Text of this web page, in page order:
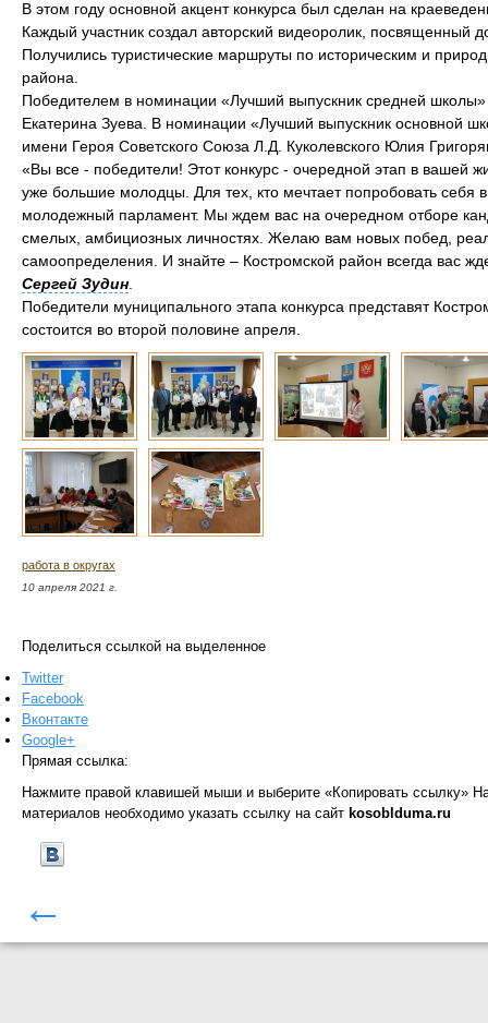
В этом году основной акцент конкурса был сделан на
Каждый участник создал авторский видеоролик, посвященный
Получились туристические маршруты по историческим и
района.
Победителем в номинации «Лучший выпускник средней
Екатерина Зуева. В номинации «Лучший выпускник основной
имени Героя Советского Союза Л.Д. Куколевского Юлия
«Вы все - победители! Этот конкурс - очередной этап в вашей
уже большие молодцы. Для тех, кто мечтает попробовать себя
молодежный парламент. Мы ждем вас на очередном отборе
смелых, амбициозных личностях. Желаю вам новых побед,
самоопределения. И знайте – Костромской район всегда вас
Сергей Зудин
Победители муниципального этапа конкурса представят
состоится во второй половине апреля.
работа в округах
10 апреля 2021 г.
Поделиться ссылкой на выделенное
Twitter
Facebook
Вконтакте
Google+
Прямая ссылка:
Нажмите правой клавишей мыши и выберите «Копировать ссылку»
материалов необходимо указать ссылку на сайт kosoblduma.ru
←